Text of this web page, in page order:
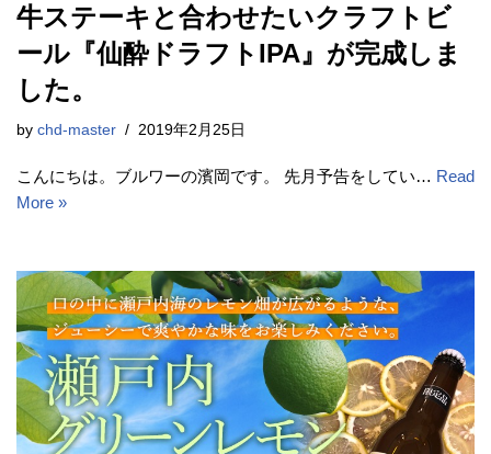
牛ステーキと合わせたいクラフトビ
ール『仙酔ドラフトIPA』が完成しま
した。
by chd-master 2019年2月25日
こんにちは。ブルワーの濱岡です。 先月予告をしてい… Read
More »